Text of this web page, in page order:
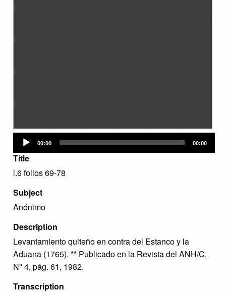
Audio
Player
00:00 00:00
Title
l.6 folios 69-78
Subject
Anónimo
Description
Levantamiento quiteño en contra del Estanco y la
Aduana (1765). ** Publicado en la Revista del ANH/C.
Nº 4, pág. 61, 1982.
Transcription